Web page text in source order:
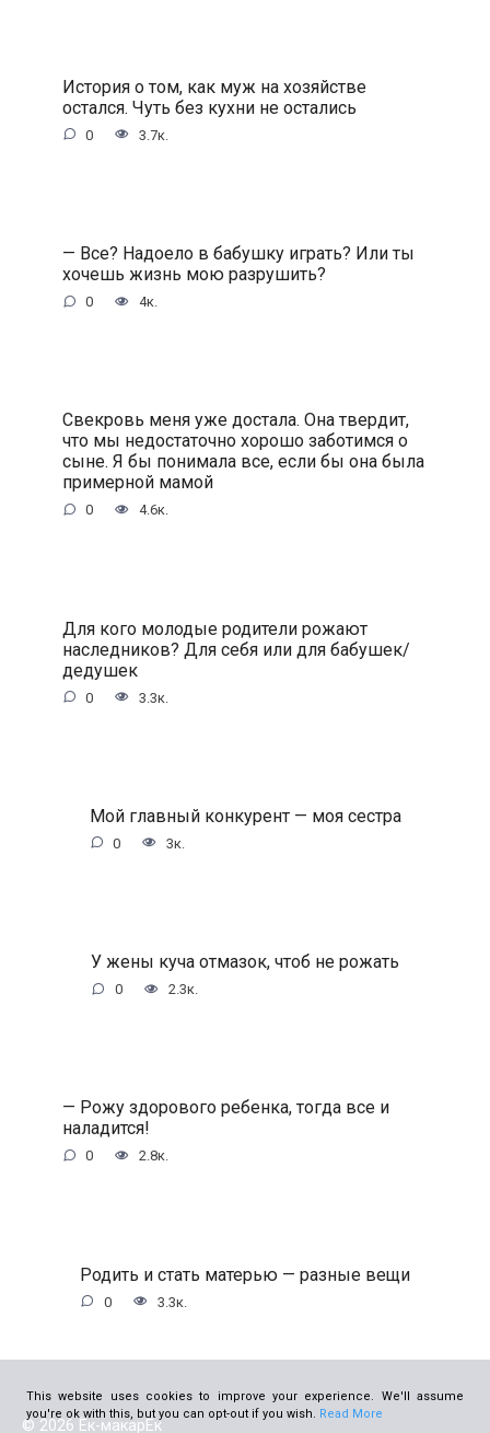
История о том, как муж на хозяйстве
остался. Чуть без кухни не остались
0 3.7к.
— Все? Надоело в бабушку играть? Или ты
хочешь жизнь мою разрушить?
0 4к.
Свекровь меня уже достала. Она твердит,
что мы недостаточно хорошо заботимся о
сыне. Я бы понимала все, если бы она была
примерной мамой
0 4.6к.
Для кого молодые родители рожают
наследников? Для себя или для бабушек/
дедушек
0 3.3к.
Мой главный конкурент — моя сестра
0 3к.
У жены куча отмазок, чтоб не рожать
0 2.3к.
— Рожу здорового ребенка, тогда все и
наладится!
0 2.8к.
Родить и стать матерью — разные вещи
0 3.3к.
© 2026 Ёк-макарЁк
This website uses cookies to improve your experience. We'll assume
you're ok with this, but you can opt-out if you wish. Read More